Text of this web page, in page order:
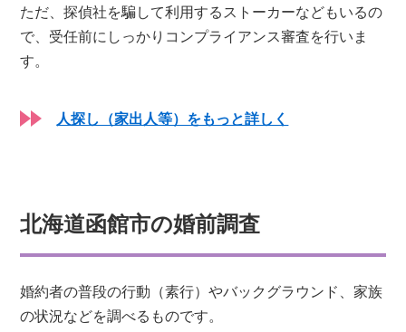
ただ、探偵社を騙して利用するストーカーなどもいるの
で、受任前にしっかりコンプライアンス審査を行いま
す。
人探し（家出人等）をもっと詳しく
北海道函館市の婚前調査
婚約者の普段の行動（素行）やバックグラウンド、家族
の状況などを調べるものです。